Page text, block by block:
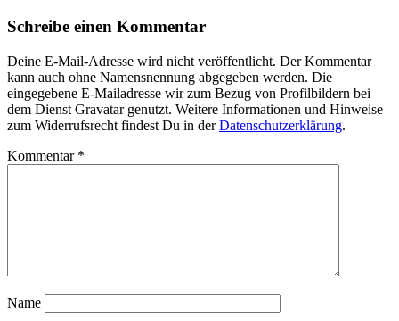
Schreibe einen Kommentar
Deine E-Mail-Adresse wird nicht veröffentlicht. Der Kommentar
kann auch ohne Namensnennung abgegeben werden. Die
eingegebene E-Mailadresse wir zum Bezug von Profilbildern bei
dem Dienst Gravatar genutzt. Weitere Informationen und Hinweise
zum Widerrufsrecht findest Du in derDatenschutzerklärung.
Kommentar *
Name